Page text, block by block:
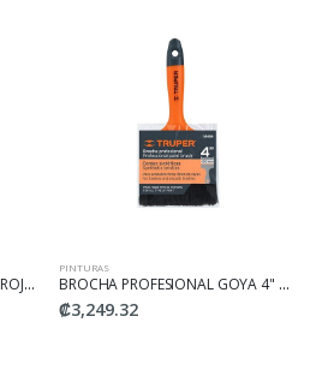
BROCHA DEKO 2.1/2" MANGO ROJO
PINTURAS
BROCHA PROFESIONAL GOYA 4" MANGO AZUL
₡3,249.32